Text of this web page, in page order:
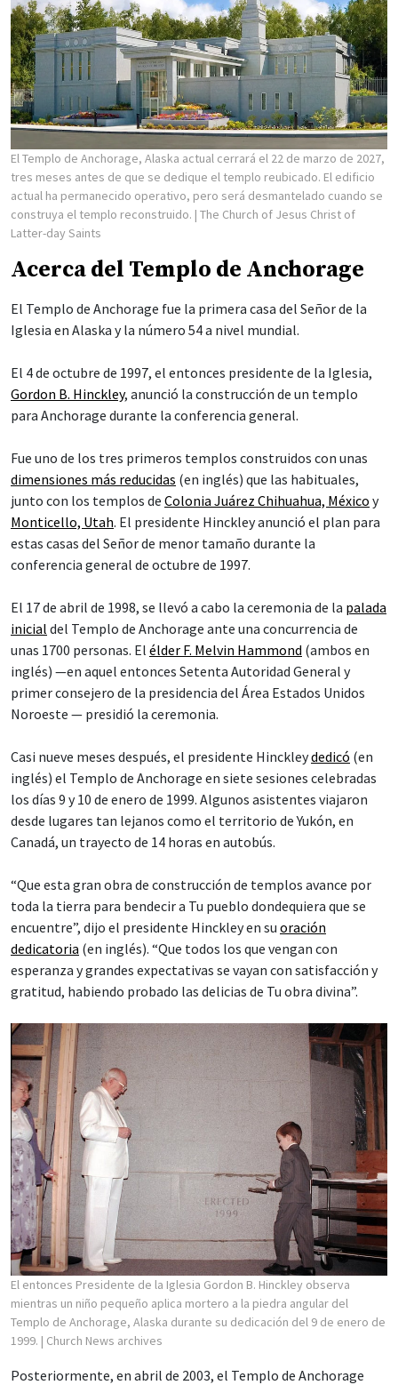
El Templo de Anchorage, Alaska actual cerrará el 22 de marzo de 2027,
tres meses antes de que se dedique el templo reubicado. El edificio
actual ha permanecido operativo, pero será desmantelado cuando se
construya el templo reconstruido. | The Church of Jesus Christ of
Latter-day Saints
Acerca del Templo de Anchorage
El Templo de Anchorage fue la primera casa del Señor de la
Iglesia en Alaska y la número 54 a nivel mundial.
El 4 de octubre de 1997, el entonces presidente de la Iglesia,
Gordon B. Hinckley, anunció la construcción de un templo
para Anchorage durante la conferencia general.
Fue uno de los tres primeros templos construidos con unas
dimensiones más reducidas (en inglés) que las habituales,
junto con los templos de Colonia Juárez Chihuahua, México y
Monticello, Utah. El presidente Hinckley anunció el plan para
estas casas del Señor de menor tamaño durante la
conferencia general de octubre de 1997.
El 17 de abril de 1998, se llevó a cabo la ceremonia de la palada
inicial del Templo de Anchorage ante una concurrencia de
unas 1700 personas. El élder F. Melvin Hammond (ambos en
inglés) —en aquel entonces Setenta Autoridad General y
primer consejero de la presidencia del Área Estados Unidos
Noroeste — presidió la ceremonia.
Casi nueve meses después, el presidente Hinckleydedicó (en
inglés) el Templo de Anchorage en siete sesiones celebradas
los días 9 y 10 de enero de 1999. Algunos asistentes viajaron
desde lugares tan lejanos como el territorio de Yukón, en
Canadá, un trayecto de 14 horas en autobús.
“Que esta gran obra de construcción de templos avance por
toda la tierra para bendecir a Tu pueblo dondequiera que se
encuentre”, dijo el presidente Hinckley en su oración
dedicatoria (en inglés). “Que todos los que vengan con
esperanza y grandes expectativas se vayan con satisfacción y
gratitud, habiendo probado las delicias de Tu obra divina”.
El entonces Presidente de la Iglesia Gordon B. Hinckley observa
mientras un niño pequeño aplica mortero a la piedra angular del
Templo de Anchorage, Alaska durante su dedicación del 9 de enero de
1999. | Church News archives
Posteriormente, en abril de 2003, el Templo de Anchorage